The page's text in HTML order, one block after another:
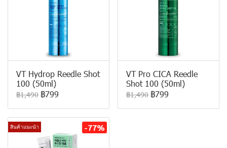
VT Hydrop Reedle Shot
100 (50ml)
฿1,490 ฿799
VT Pro CICA Reedle
Shot 100 (50ml)
฿1,490 ฿799
สินค้าแนะนำ -77%